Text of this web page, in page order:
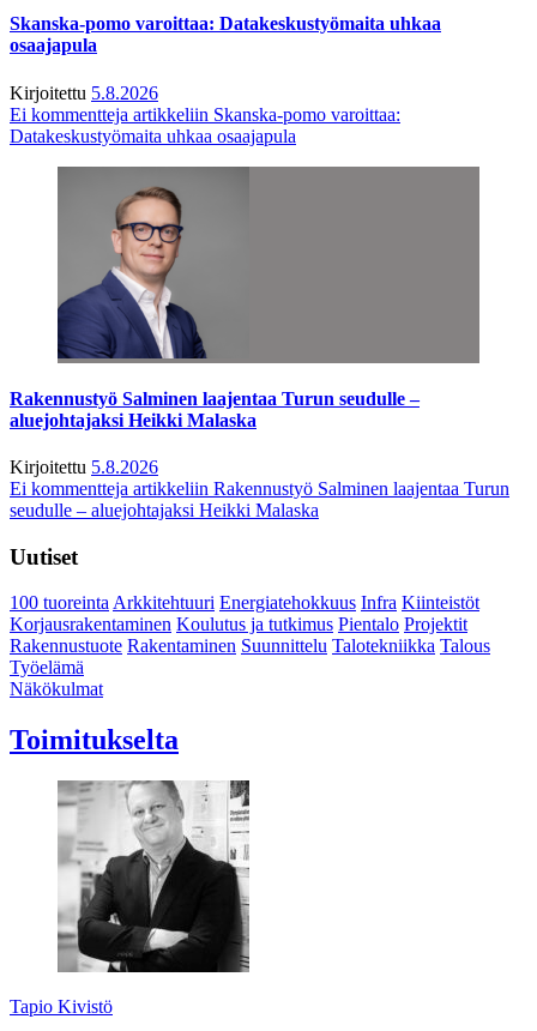
Skanska-pomo varoittaa: Datakeskustyömaita uhkaa
osaajapula
Kirjoitettu 5.8.2026
Ei kommentteja artikkeliin Skanska-pomo varoittaa:
Datakeskustyömaita uhkaa osaajapula
Rakennustyö Salminen laajentaa Turun seudulle –
aluejohtajaksi Heikki Malaska
Kirjoitettu 5.8.2026
Ei kommentteja artikkeliin Rakennustyö Salminen laajentaa Turun
seudulle – aluejohtajaksi Heikki Malaska
Uutiset
100 tuoreintaArkkitehtuuri Energiatehokkuus Infra Kiinteistöt
Korjausrakentaminen Koulutus ja tutkimus Pientalo Projektit
Rakennustuote Rakentaminen Suunnittelu Talotekniikka Talous
Työelämä
Näkökulmat
Toimitukselta
Tapio Kivistö